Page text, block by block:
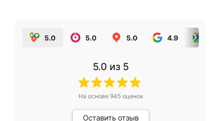
5.0 5.0 5.0 4.9
5.0 из 5
На основе 945оценок
Оставить отзыв